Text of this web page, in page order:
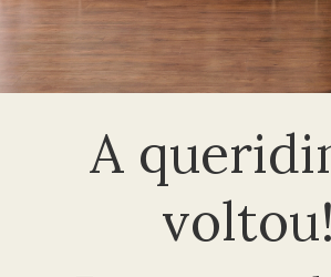
A
voltou!